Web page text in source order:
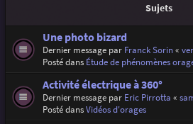
Sujets
Une photo bizard
Dernier message par Franck Sorin«
Posté dans Étude de phénomènes
Activité électrique à 360°
Dernier message par Eric Pirrotta «
Posté dansVidéos d'orages